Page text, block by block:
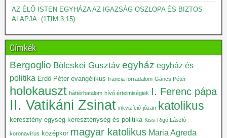
AZ ÉLŐ ISTEN EGYHÁZA AZ IGAZSÁG OSZLOPA ÉS BIZTOS
ALAPJA. (1TIM 3,15)
Címkék
Bergoglio Bölcskei Gusztáv egyház egyház és
politika Erdő Péter evangélikus francia forradalom Gáncs Péter
holokauszt háttérhatalom hívő értelmiségiek I. Ferenc pápa
II. Vatikáni Zsinat inkvizíció józan katolikus
keresztény egység kereszténység és politika Kiss-Rigó László
koronavírus középkor magyar katolikus Maria Agreda